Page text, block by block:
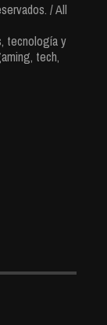
/ All
tecnología y
tech,